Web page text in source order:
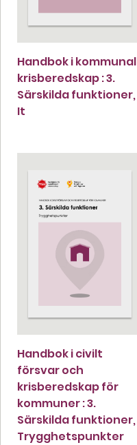
Handbok i kommunal
krisberedskap : 3.
Särskilda funktioner,
It
Handbok i civilt
försvar och
krisberedskap för
kommuner : 3.
Särskilda funktioner,
Trygghetspunkter